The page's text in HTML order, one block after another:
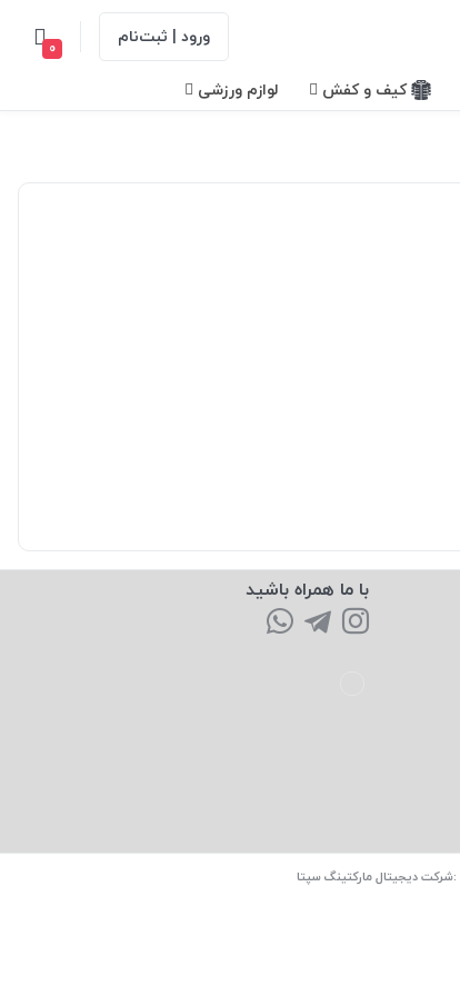
ورود | ثبت‌نام 0
کیف و کفش لوازم ورزشی
با ما همراه باشید
:شرکت دیجیتال مارکتینگ سپتا